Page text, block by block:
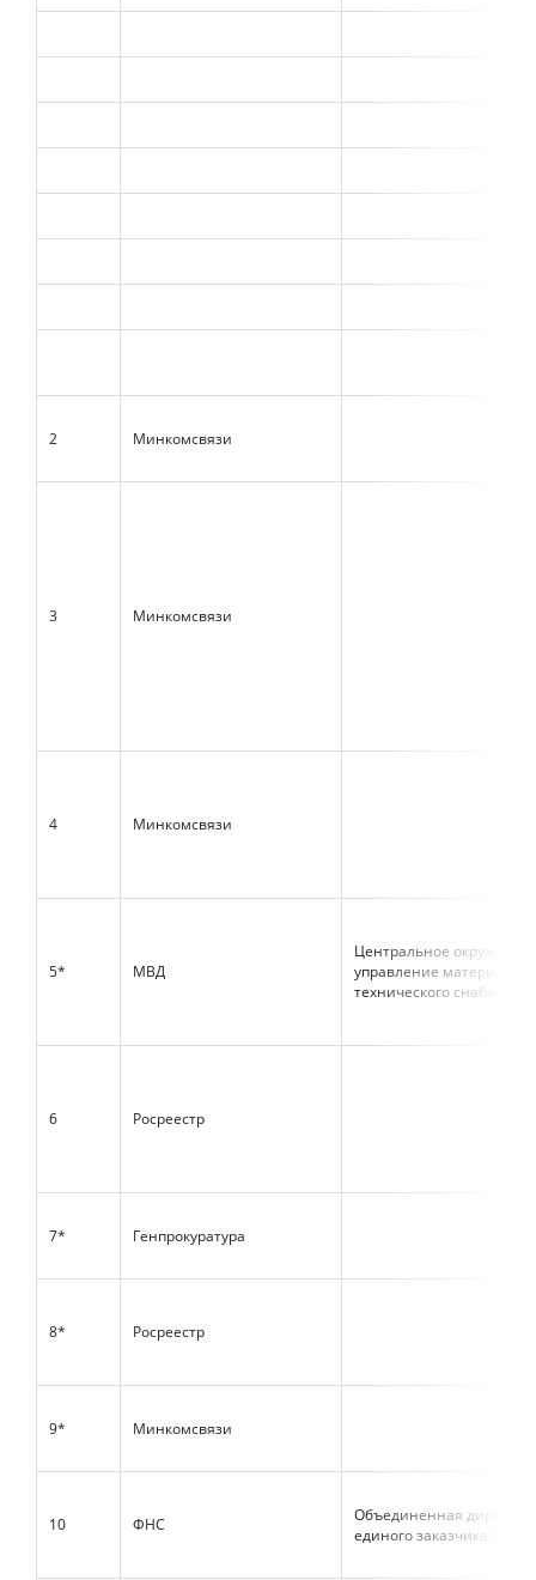
2 Минкомсвязи
3 Минкомсвязи
4 Минкомсвязи
5* МВД
Центральное окружное
управление
технического
6 Росреестр
7* Генпрокуратура
8* Росреестр
9* Минкомсвязи
10 ФНС
Объединенная дирекция
единого заказчика ФНС